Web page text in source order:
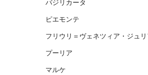
バジリカータ
ピエモンテ
フリウリ＝ヴェネツィア・ジュリ
プーリア
マルケ